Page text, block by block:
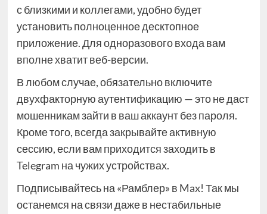
с близкими и коллегами, удобно будет
установить полноценное десктопное
приложение. Для одноразового входа вам
вполне хватит веб-версии.
В любом случае, обязательно включите
двухфакторную аутентификацию — это не даст
мошенникам зайти в ваш аккаунт без пароля.
Кроме того, всегда закрывайте активную
сессию, если вам приходится заходить в
Telegram на чужих устройствах.
Подписывайтесь на «Рамблер» в Max! Так мы
останемся на связи даже в нестабильные